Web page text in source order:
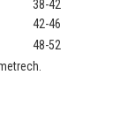
38-42
42-46
48-52